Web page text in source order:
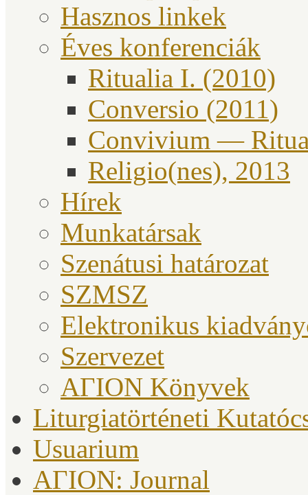
Hasznos linkek
Éves konferenciák
Ritualia I. (2010)
Conversio (2011)
Convivium —
Religio(nes), 2013
Hírek
Munkatársak
Szenátusi határozat
SZMSZ
Elektronikus
Szervezet
ΑΓΙΟΝ Könyvek
Liturgiatörténeti
Usuarium
AΓION: Journal